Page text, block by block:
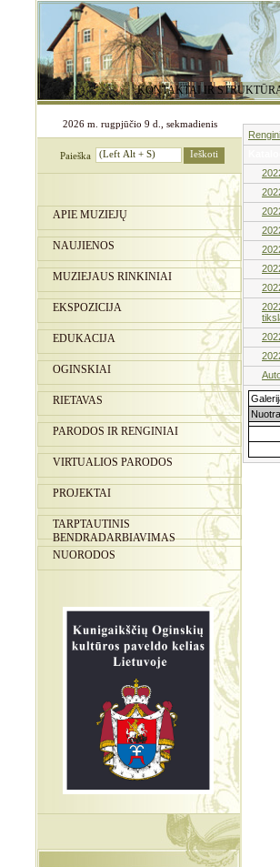
KONTAKTAI IR
2026 m. rugpjūčio 9 d., sekmadienis
Paieška
APIE MUZIEJŲ
NAUJIENOS
MUZIEJAUS RINKINIAI
EKSPOZICIJA
EDUKACIJA
OGINSKIAI
RIETAVAS
PARODOS IR RENGINIAI
VIRTUALIOS PARODOS
PROJEKTAI
TARPTAUTINIS
BENDRADARBIAVIMAS
NUORODOS